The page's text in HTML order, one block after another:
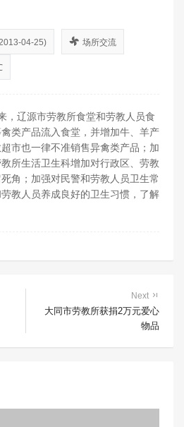
04-25) 场所交流
，辽源市劳教所食堂和劳教人员食
类产品流入食堂，并增加牛、羊产
市也一律不准销售异禽类产品；加
所生活卫生科增加对行政区、劳教
角；加强对民警和劳教人员卫生常
教人员养成良好的卫生习惯，了解
Next
大同市劳教所获捐2万元爱心
物品